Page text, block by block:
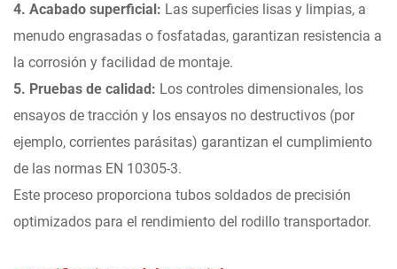
4. Acabado superficial: Las superficies lisas y limpias, a
menudo engrasadas o fosfatadas, garantizan resistencia a
la corrosión y facilidad de montaje.
5. Pruebas de calidad: Los controles dimensionales, los
ensayos de tracción y los ensayos no destructivos (por
ejemplo, corrientes parásitas) garantizan el cumplimiento
de las normas EN 10305-3.
Este proceso proporciona tubos soldados de precisión
optimizados para el rendimiento del rodillo transportador.